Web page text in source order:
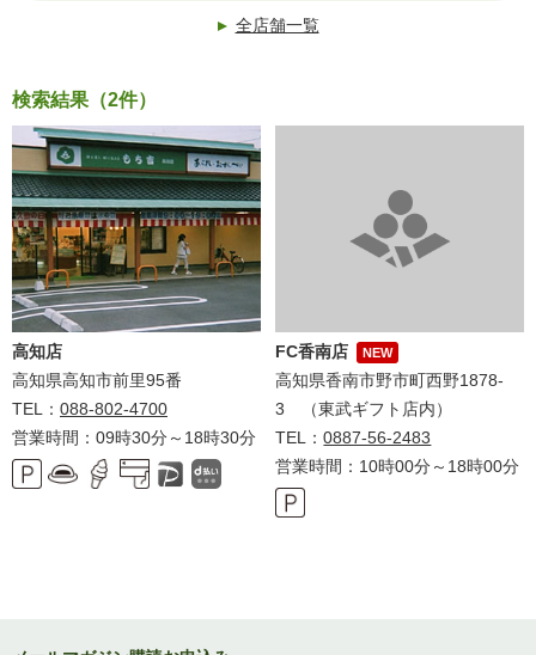
全店舗一覧
検索結果（2件）
高知店
高知県高知市前里95番
TEL： 088-802-4700
営業時間：09時30分～18時30分
FC香南店 NEW
高知県香南市野市町西野1878-
3 （東武ギフト店内）
TEL：0887-56-2483
営業時間：10時00分～18時00分